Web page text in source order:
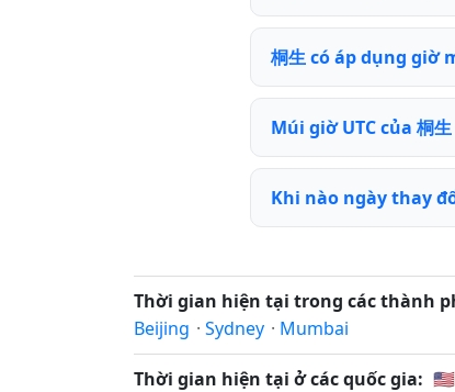
桐生 có áp dụng giờ
Múi giờ UTC của 桐
Khi nào ngày thay
Thời gian hiện tại trong các thành
Beijing · Sydney · Mumbai
Thời gian hiện tại ở các quốc gia: